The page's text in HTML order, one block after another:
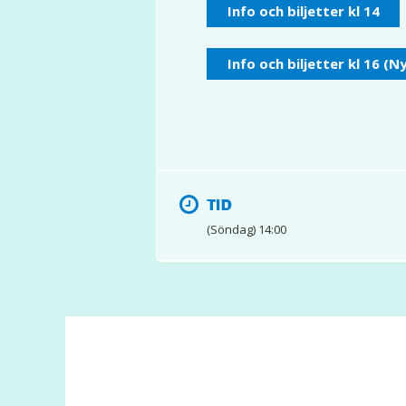
Info och biljetter kl 14
Info och biljetter kl 16
TID
(Söndag) 14:00